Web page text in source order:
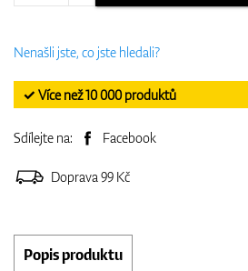
Nenašli jste, co jste hledali?
✓ Více než 10 000 produktů
Sdílejte na: Facebook
Doprava 99 Kč
Popis produktu